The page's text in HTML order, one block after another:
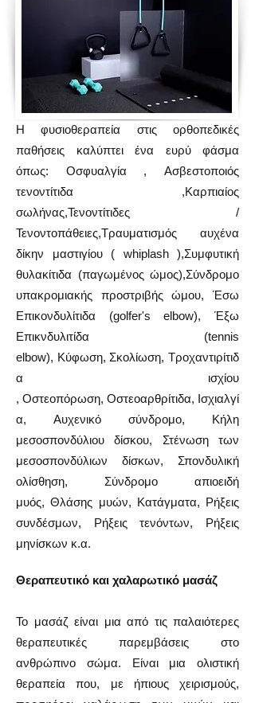
Η φυσιοθεραπεία στις ορθοπεδικές
παθήσεις καλύπτει ένα ευρύ φάσμα
όπως: Οσφυαλγία , Ασβεστοποιός
τενοντίτιδα ,Καρπιαίος
σωλήνας,Τενοντίτιδες /
Τενοντοπάθειες,Τραυματισμός αυχένα
δίκην μαστιγίου ( whiplash ),Συμφυτική
θυλακίτιδα (παγωμένος ώμος),Σύνδρομο
υπακρομιακής προστριβής ώμου, Έσω
Επικονδυλίτιδα (golfer's elbow), Έξω
Επικνδυλιτίδα (tennis
elbow), Κύφωση, Σκολίωση,Τροχαντιρίτιδ
α ισχίου
, Οστεοπόρωση, Οστεοαρθρίτιδα, Ισχιαλγί
α, Αυχενικό σύνδρομο, Κήλη
μεσοσπονδύλιου δίσκου, Στένωση των
μεσοσπονδύλιων δίσκων, Σπονδυλική
ολίσθηση, Σύνδρομο απιοειδή
μυός,Θλάσης μυών, Κατάγματα, Ρήξεις
συνδέσμων, Ρήξεις τενόντων, Ρήξεις
μηνίσκων κ.α.
Θεραπευτικό και χαλαρωτικό μασάζ
Το μασάζ είναι μια από τις παλαιότερες
θεραπευτικές παρεμβάσεις στο
ανθρώπινο σώμα. Είναι μια ολιστική
θεραπεία που, με ήπιους χειρισμούς,